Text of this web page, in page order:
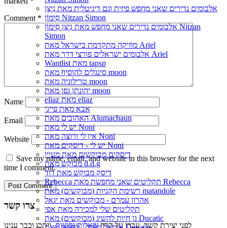
אלבומים נדירים שאני מחפש פיזית וגם דיגיטלית מאת נִיצָן
סִימוֹן Nitzan Simon
אלבומים נדירים שאני מחפש מאת נִיצָן סִימוֹן Nitzan
Simon
מוזיקה מתקדמת בישראל מאת Ariel
אלבומים ישראלים פורצי דרך מאת Ariel
Wantlist מאת tapsp
סינגלים להוסיף מאת moon
טרילוגיה מאת moon
יהונתן גפן מאת moon
eliaz מאת eliaz
אבא מאת פייגי
האהובים מאת Alumachaun
יש לי מאת Noni
אין לי ורוצה מאת Noni
יש לי - דיסקים מאת Noni
דיסקים מבוקשים מאת מעיין
מבוקש מאת d.d.g
דיסק מבוקש מאת דוד
Rebecca תקליטים שאני מחפשת מאת Rebecca
רשימת הקניות (מבוקשים) מאת matandole
אהרון עמרם - מבוקשים מאת יגאל
תקליטים שלי למכירה מאת אפי
גן חיות להשיג (מבוקשים) מאת Ducatic
Comment *
Name
Email
Website
Save my name, email, and website in this browser for the next
time I comment.
צרו קשר
לפני יצירת קשר, עברו על הדףשאלות נפוצות, ייתכן וכבר ענינו